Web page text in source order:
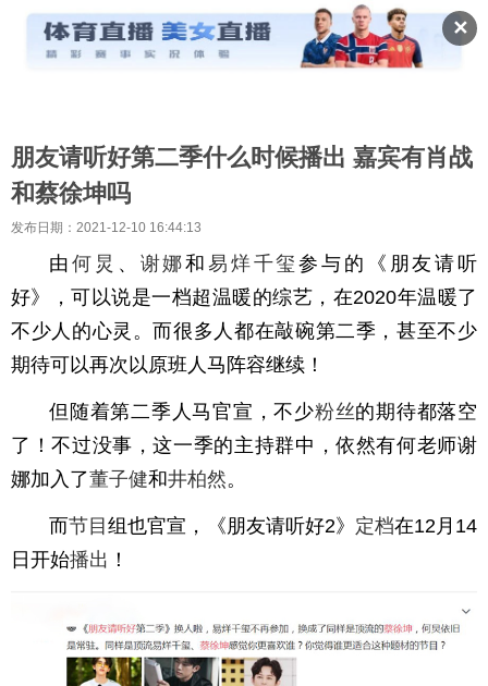
✕
朋友请听好第二季什么时候播出 嘉宾有肖战
和蔡徐坤吗
发布日期：2021-12-10 16:44:13
由何炅 、 谢娜和 易烊千玺参与的《朋友请听
好》，可以说是一档超温暖的综艺，在2020年温暖了
不少人的心灵。而很多人都在敲碗第二季，甚至不少
期待可以再次以原班人马阵容继续！
但随着第二季人马官宣，不少粉丝的期待都落空
了！不过没事，这一季的主持群中，依然有何老师谢
娜加入了董子健和井柏然。
而节目组也官宣，《朋友请听好2》 定档在12月14
日开始播出 ！